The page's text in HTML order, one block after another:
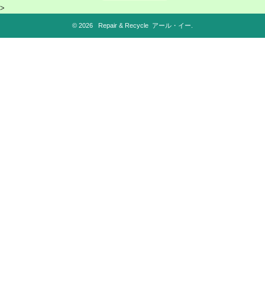
>
© 2026 Repair & Recycle アール・イー.